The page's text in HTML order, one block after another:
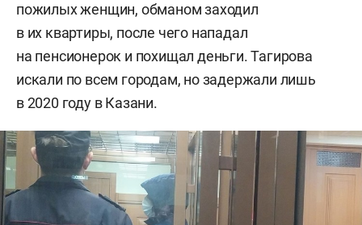
пожилых женщин, обманом заходил
в их квартиры, после чего нападал
на пенсионерок и похищал деньги. Тагирова
искали по всем городам, но задержали лишь
в 2020 году в Казани.